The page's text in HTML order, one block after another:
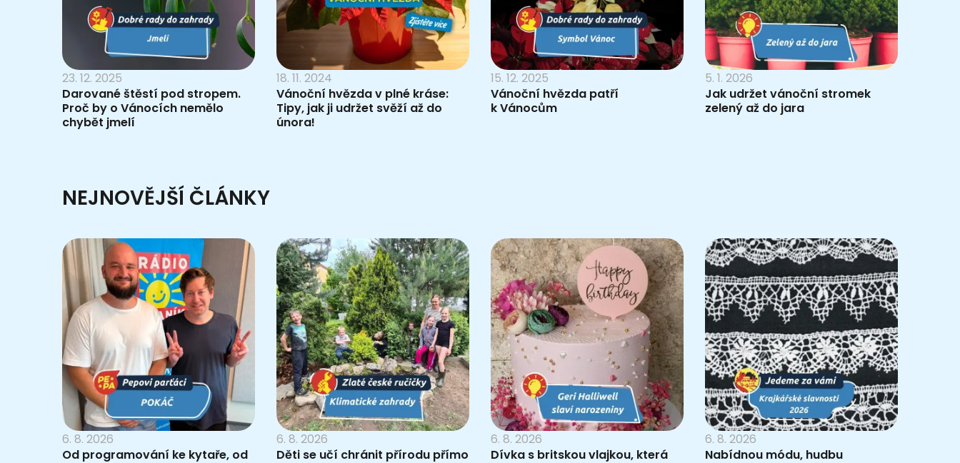
23. 12. 2025
Darované štěstí pod stropem.
Proč by o Vánocích nemělo
chybět jmelí
18. 11. 2024
Vánoční hvězda v plné kráse:
Tipy, jak ji udržet svěží až do
února!
15. 12. 2025
Vánoční hvězda patří
k Vánocům
5. 1. 2026
Jak udržet vánoční stromek
zelený až do jara
NEJNOVĚJŠÍ ČLÁNKY
6. 8. 2026
Od programování ke kytaře, od
6. 8. 2026
Děti se učí chránit přírodu přímo
6. 8. 2026
Dívka s britskou vlajkou, která
6. 8. 2026
Nabídnou módu, hudbu